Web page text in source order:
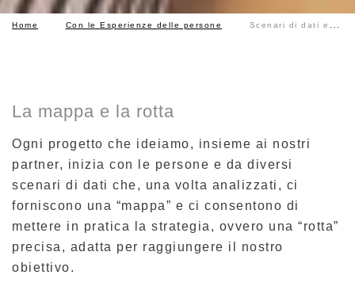
Home Con le Esperienze delle persone Scenari di dati e strategie
La mappa e la rotta
Ogni progetto che ideiamo, insieme ai nostri
partner, inizia con le persone e da diversi
scenari di dati che, una volta analizzati, ci
forniscono una “mappa” e ci consentono di
mettere in pratica la strategia, ovvero una “rotta”
precisa, adatta per raggiungere il nostro
obiettivo.